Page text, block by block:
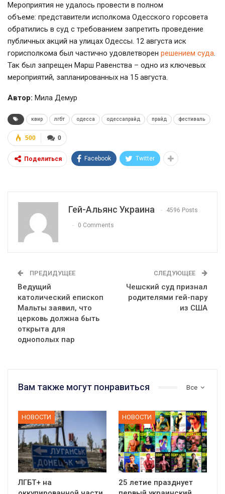
Мероприятия не удалось провести в полном
объеме: представители исполкома Одесского горсовета
обратились в суд с требованием запретить проведение
публичных акций на улицах Одессы. 12 августа иск
горисполкома был частично удовлетворен решением суда.
Так был запрещен Марш Равенства – одно из ключевых
мероприятий, запланированных на 15 августа.
Автор: Мила Демур
квир лгбт одесса одессапрайд прайд фестиваль
0
500
Поделиться Facebook Twitter
Гей-Альянс Украина 4596 Posts
0 Comments
ПРЕДИДУЩЕЕ
Ведущий
католический епископ
Мальты заявил, что
церковь должна быть
открыта для
однополых пар
СЛЕДУЮЩЕЕ
Чешский суд признал
родителями гей-пару
из США
Все
Вам также могут понравиться
НОВОСТИ
ЛГБТ+ на
НОВОСТИ
25 летие празднует